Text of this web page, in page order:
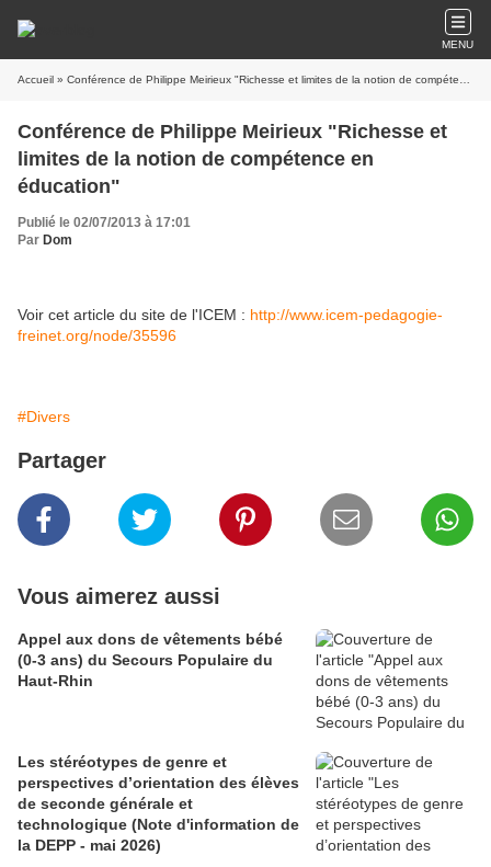
MENU
Accueil » Conférence de Philippe Meirieux "Richesse et limites de la notion de compétence en éducation"
Conférence de Philippe Meirieux "Richesse et
limites de la notion de compétence en
éducation"
Publié le 02/07/2013 à 17:01
Par Dom
Voir cet article du site de l'ICEM : http://www.icem-pedagogie-
freinet.org/node/35596
#Divers
Partager
Vous aimerez aussi
Appel aux dons de vêtements bébé
(0-3 ans) du Secours Populaire du
Haut-Rhin
Les stéréotypes de genre et
perspectives d’orientation des élèves
de seconde générale et
technologique (Note d'information de
la DEPP - mai 2026)